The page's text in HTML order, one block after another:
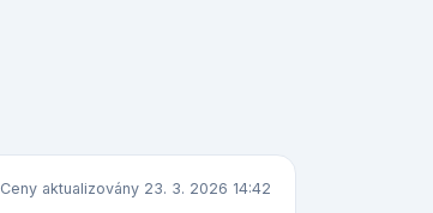
Ceny aktualizovány 23. 3. 2026 14:42